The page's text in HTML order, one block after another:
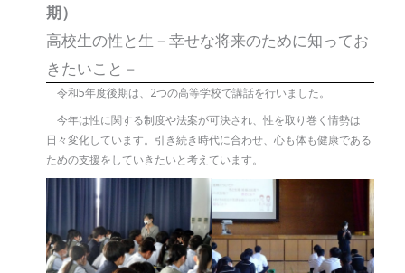
期）
高校生の性と生－幸せな将来のために知ってお
きたいこと－
令和5年度後期は、2つの高等学校で講話を行いました。
今年は性に関する制度や法案が可決され、性を取り巻く情勢は
日々変化しています。引き続き時代に合わせ、心も体も健康である
ための支援をしていきたいと考えています。